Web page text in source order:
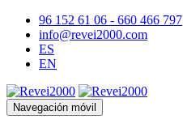
96 152 61 06 - 660 466 797
info@revei2000.com
ES
EN
Navegación móvil